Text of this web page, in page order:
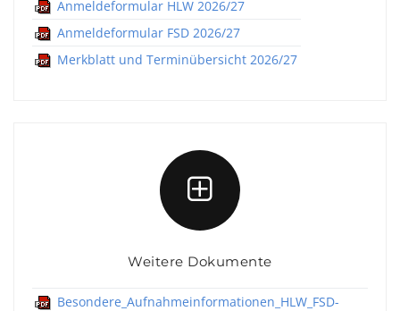
Anmeldeformular HLW 2026/27
Anmeldeformular FSD 2026/27
Merkblatt und Terminübersicht 2026/27
Weitere Dokumente
Besondere_Aufnahmeinformationen_HLW_FSD-